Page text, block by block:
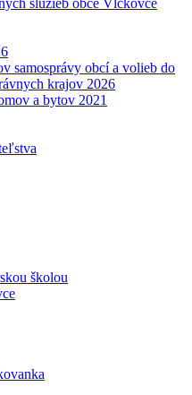
služieb obce Vlčkovce
samosprávy obcí a volieb do
krajov 2026
a bytov 2021
školou